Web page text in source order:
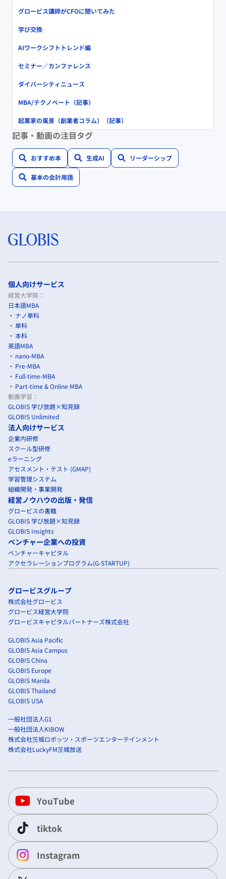
グロービス講師がCFOに聞いてみた
学び交換
AIワークシフトトレンド編
セミナー／カンファレンス
ダイバーシティニュース
MBA/テクノベート（記事）
起業家の風景（創業者コラム）（記事）
記事・動画の注目タグ
おすすめ本 生成AI リーダーシップ
基本の会計用語
個人向けサービス
経営大学院：
日本語MBA
ナノ単科
単科
本科
英語MBA
nano-MBA
Pre-MBA
Full-time-MBA
Part-time & Online MBA
動画学習：
GLOBIS 学び放題×知見録
GLOBIS Unlimited
法人向けサービス
企業内研修
スクール型研修
eラーニング
アセスメント・テスト (GMAP)
学習管理システム
組織開発・事業開発
経営ノウハウの出版・発信
グロービスの書籍
GLOBIS 学び放題×知見録
GLOBIS Insights
ベンチャー企業への投資
ベンチャーキャピタル
アクセラレーションプログラム(G-STARTUP)
グロービスグループ
株式会社グロービス
グロービス経営大学院
グロービスキャピタルパートナーズ株式会社
GLOBIS Asia Pacific
GLOBIS Asia Campus
GLOBIS China
GLOBIS Europe
GLOBIS Manila
GLOBIS Thailand
GLOBIS USA
一般社団法人G1
一般社団法人KIBOW
株式会社茨城ロボッツ・スポーツエンターテインメント
株式会社LuckyFM茨城放送
YouTube
tiktok
Instagram